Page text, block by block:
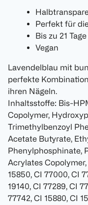
Perfekt für
Bis zu 21
Vegan
Lavendelblau mit
perfekte
ihren Nägeln.
Inhaltsstoffe: Bis-
Copolymer,
Trimethylbenzoyl
Acetate Butyrate,
Phenylphosphinate,
Acrylates
15850, CI 77000, CI
19140, CI 77289, CI
77742, CI 15880, CI